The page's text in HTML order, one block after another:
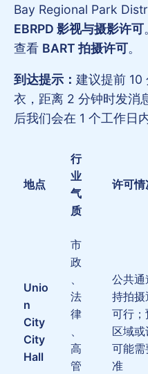
Bay Regional Park
EBRPD 影视与摄影许可
查看 BART 拍摄许可。
到达提示： 建议提前 10
衣，距离 2 分钟时发消
后我们会在 1 个工作日
地点
行
业
气
质
许可情
Unio
n
City
City
Hall
市
政
、
法
律
、
高
管
公共通
持拍摄
可行；
区域或
可能需
准